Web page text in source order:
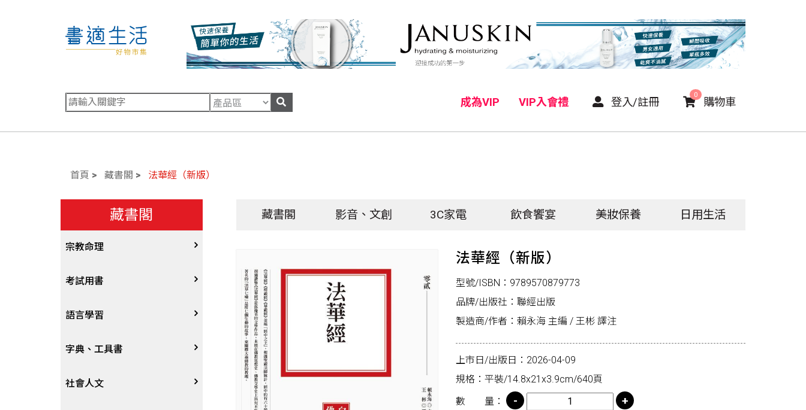
成為VIP VIP入會禮 登入/註冊 購物車
0
首頁 藏書閣 法華經（新版）
藏書閣
宗教命理
宗教
星象星座命理
考試用書
四技二專大學
國考、檢定
留學考試
語言學習
英語/美語
日語
字典、工具書
字辭典
社會人文
藏書閣 影音、文創 3C家電 飲食饗宴 美妝保養 日用生活
法華經（新版）
型號/ISBN：9789570879773
品牌/出版社：聯經出版
製造商/作者：賴永海 主編 / 王彬 譯注
上市日/出版日：2026-04-09
規格：平裝/14.8x21x3.9cm/640頁
數 量：